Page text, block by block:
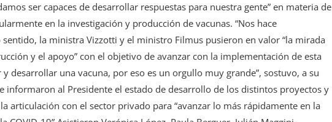
ser capaces de desarrollar respuestas para nuestra gente” en materia de
en la investigación y producción de vacunas. “Nos hace
la ministra Vizzotti y el ministro Filmus pusieron en valor “la mirada
y el apoyo” con el objetivo de avanzar con la implementación de esta
desarrollar una vacuna, por eso es un orgullo muy grande”, sostuvo, a su
informaron al Presidente el estado de desarrollo de los distintos proyectos y
articulación con el sector privado para “avanzar lo más rápidamente en la